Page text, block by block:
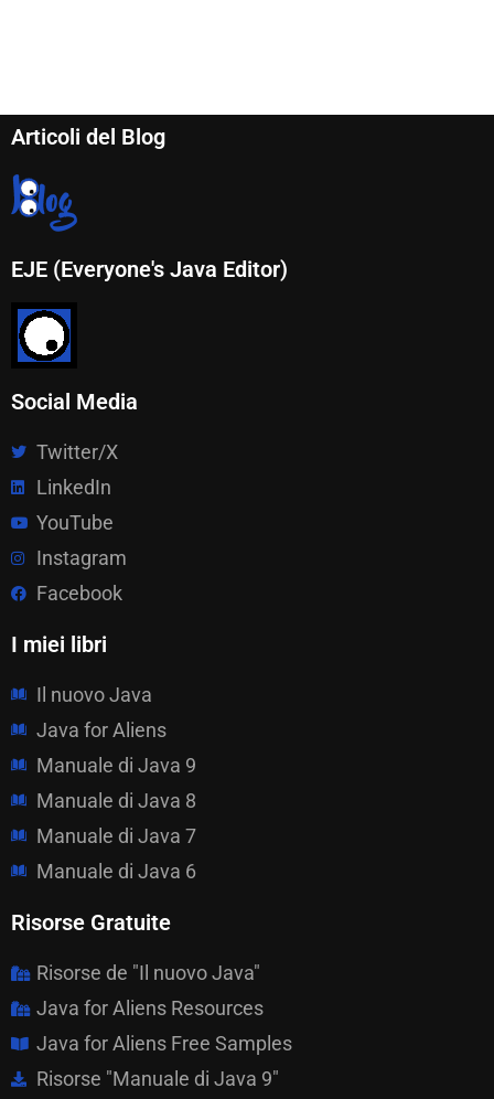
Articoli del Blog
EJE (Everyone's Java Editor)
Social Media
Twitter/X
LinkedIn
YouTube
Instagram
Facebook
I miei libri
Il nuovo Java
Java for Aliens
Manuale di Java 9
Manuale di Java 8
Manuale di Java 7
Manuale di Java 6
Risorse Gratuite
Risorse de "Il nuovo Java"
Java for Aliens Resources
Java for Aliens Free Samples
Risorse "Manuale di Java 9"